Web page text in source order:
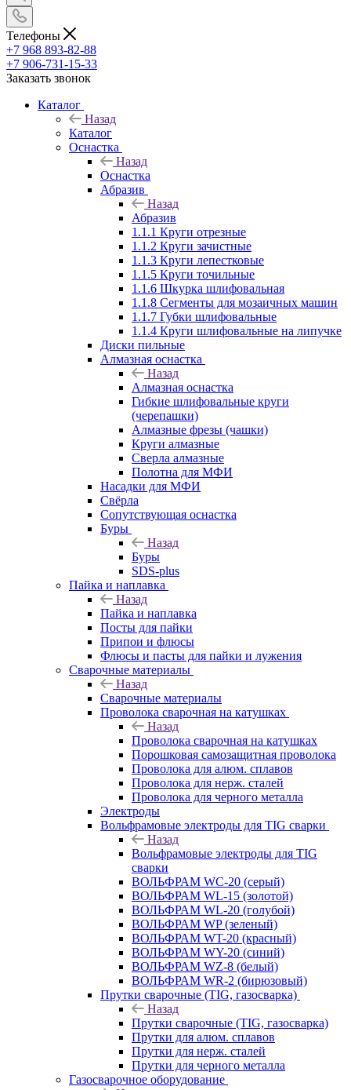
Телефоны
+7 968 893-82-88
+7 906-731-15-33
Заказать звонок
Каталог
Назад
Каталог
Оснастка
Назад
Оснастка
Абразив
Назад
Абразив
1.1.1 Круги отрезные
1.1.2 Круги зачистные
1.1.3 Круги лепестковые
1.1.5 Круги точильные
1.1.6 Шкурка шлифовальная
1.1.8 Сегменты для мозаичных машин
1.1.7 Губки шлифовальные
1.1.4 Круги шлифовальные на липучке
Диски пильные
Алмазная оснастка
Назад
Алмазная оснастка
Гибкие шлифовальные круги
(черепашки)
Алмазные фрезы (чашки)
Круги алмазные
Сверла алмазные
Полотна для МФИ
Насадки для МФИ
Свёрла
Сопутствующая оснастка
Буры
Назад
Буры
SDS-plus
Пайка и наплавка
Назад
Пайка и наплавка
Посты для пайки
Припои и флюсы
Флюсы и пасты для пайки и лужения
Сварочные материалы
Назад
Сварочные материалы
Проволока сварочная на катушках
Назад
Проволока сварочная на катушках
Порошковая самозащитная проволока
Проволока для алюм. сплавов
Проволока для нерж. сталей
Проволока для черного металла
Электроды
Вольфрамовые электроды для TIG сварки
Назад
Вольфрамовые электроды для TIG
сварки
ВОЛЬФРАМ WC-20 (серый)
ВОЛЬФРАМ WL-15 (золотой)
ВОЛЬФРАМ WL-20 (голубой)
ВОЛЬФРАМ WP (зеленый)
ВОЛЬФРАМ WT-20 (красный)
ВОЛЬФРАМ WY-20 (синий)
ВОЛЬФРАМ WZ-8 (белый)
ВОЛЬФРАМ WR-2 (бирюзовый)
Прутки сварочные (TIG, газосварка)
Назад
Прутки сварочные (TIG, газосварка)
Прутки для алюм. сплавов
Прутки для нерж. сталей
Прутки для черного металла
Газосварочное оборудование